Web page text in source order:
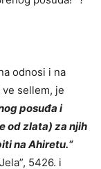
odnosi i na
ve sellem, je
posuđa i
od zlata) za njih
na Ahiretu.“
5426. i